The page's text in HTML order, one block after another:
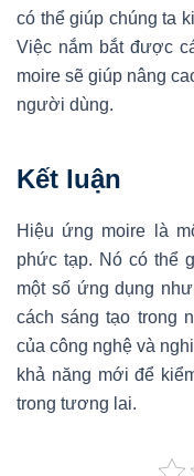
có thể giúp chúng ta
Việc nắm bắt được
moire sẽ giúp nâng
người dùng.
Kết luận
Hiệu ứng moire là
phức tạp. Nó có thể
một số ứng dụng
cách sáng tạo trong
của công nghệ và
khả năng mới để
trong tương lai.